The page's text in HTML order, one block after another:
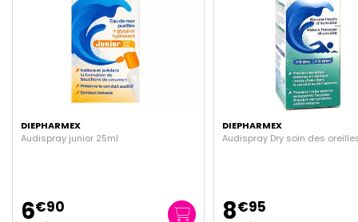
DIEPHARMEX
Audispray Dry soin des oreilles 30ml
8
DIEPHARMEX
Audispray adulte 50ml
5